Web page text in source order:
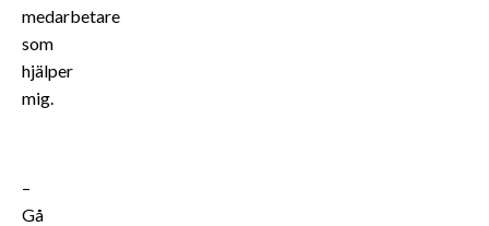
medarbetare
som
hjälper
mig.
–
Gå